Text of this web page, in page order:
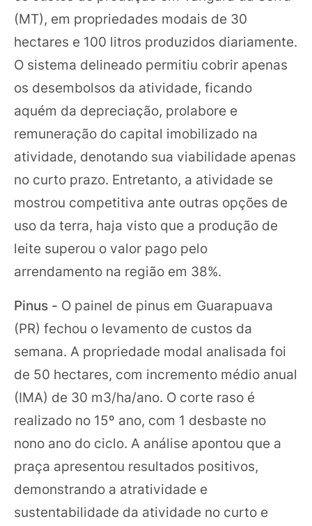
(MT), em propriedades modais de 30
hectares e 100 litros produzidos diariamente.
O sistema delineado permitiu cobrir apenas
os desembolsos da atividade, ficando
aquém da depreciação, prolabore e
remuneração do capital imobilizado na
atividade, denotando sua viabilidade apenas
no curto prazo. Entretanto, a atividade se
mostrou competitiva ante outras opções de
uso da terra, haja visto que a produção de
leite superou o valor pago pelo
arrendamento na região em 38%.
Pinus - O painel de pinus em Guarapuava
(PR) fechou o levamento de custos da
semana. A propriedade modal analisada foi
de 50 hectares, com incremento médio anual
(IMA) de 30 m3/ha/ano. O corte raso é
realizado no 15º ano, com 1 desbaste no
nono ano do ciclo. A análise apontou que a
praça apresentou resultados positivos,
demonstrando a atratividade e
sustentabilidade da atividade no curto e